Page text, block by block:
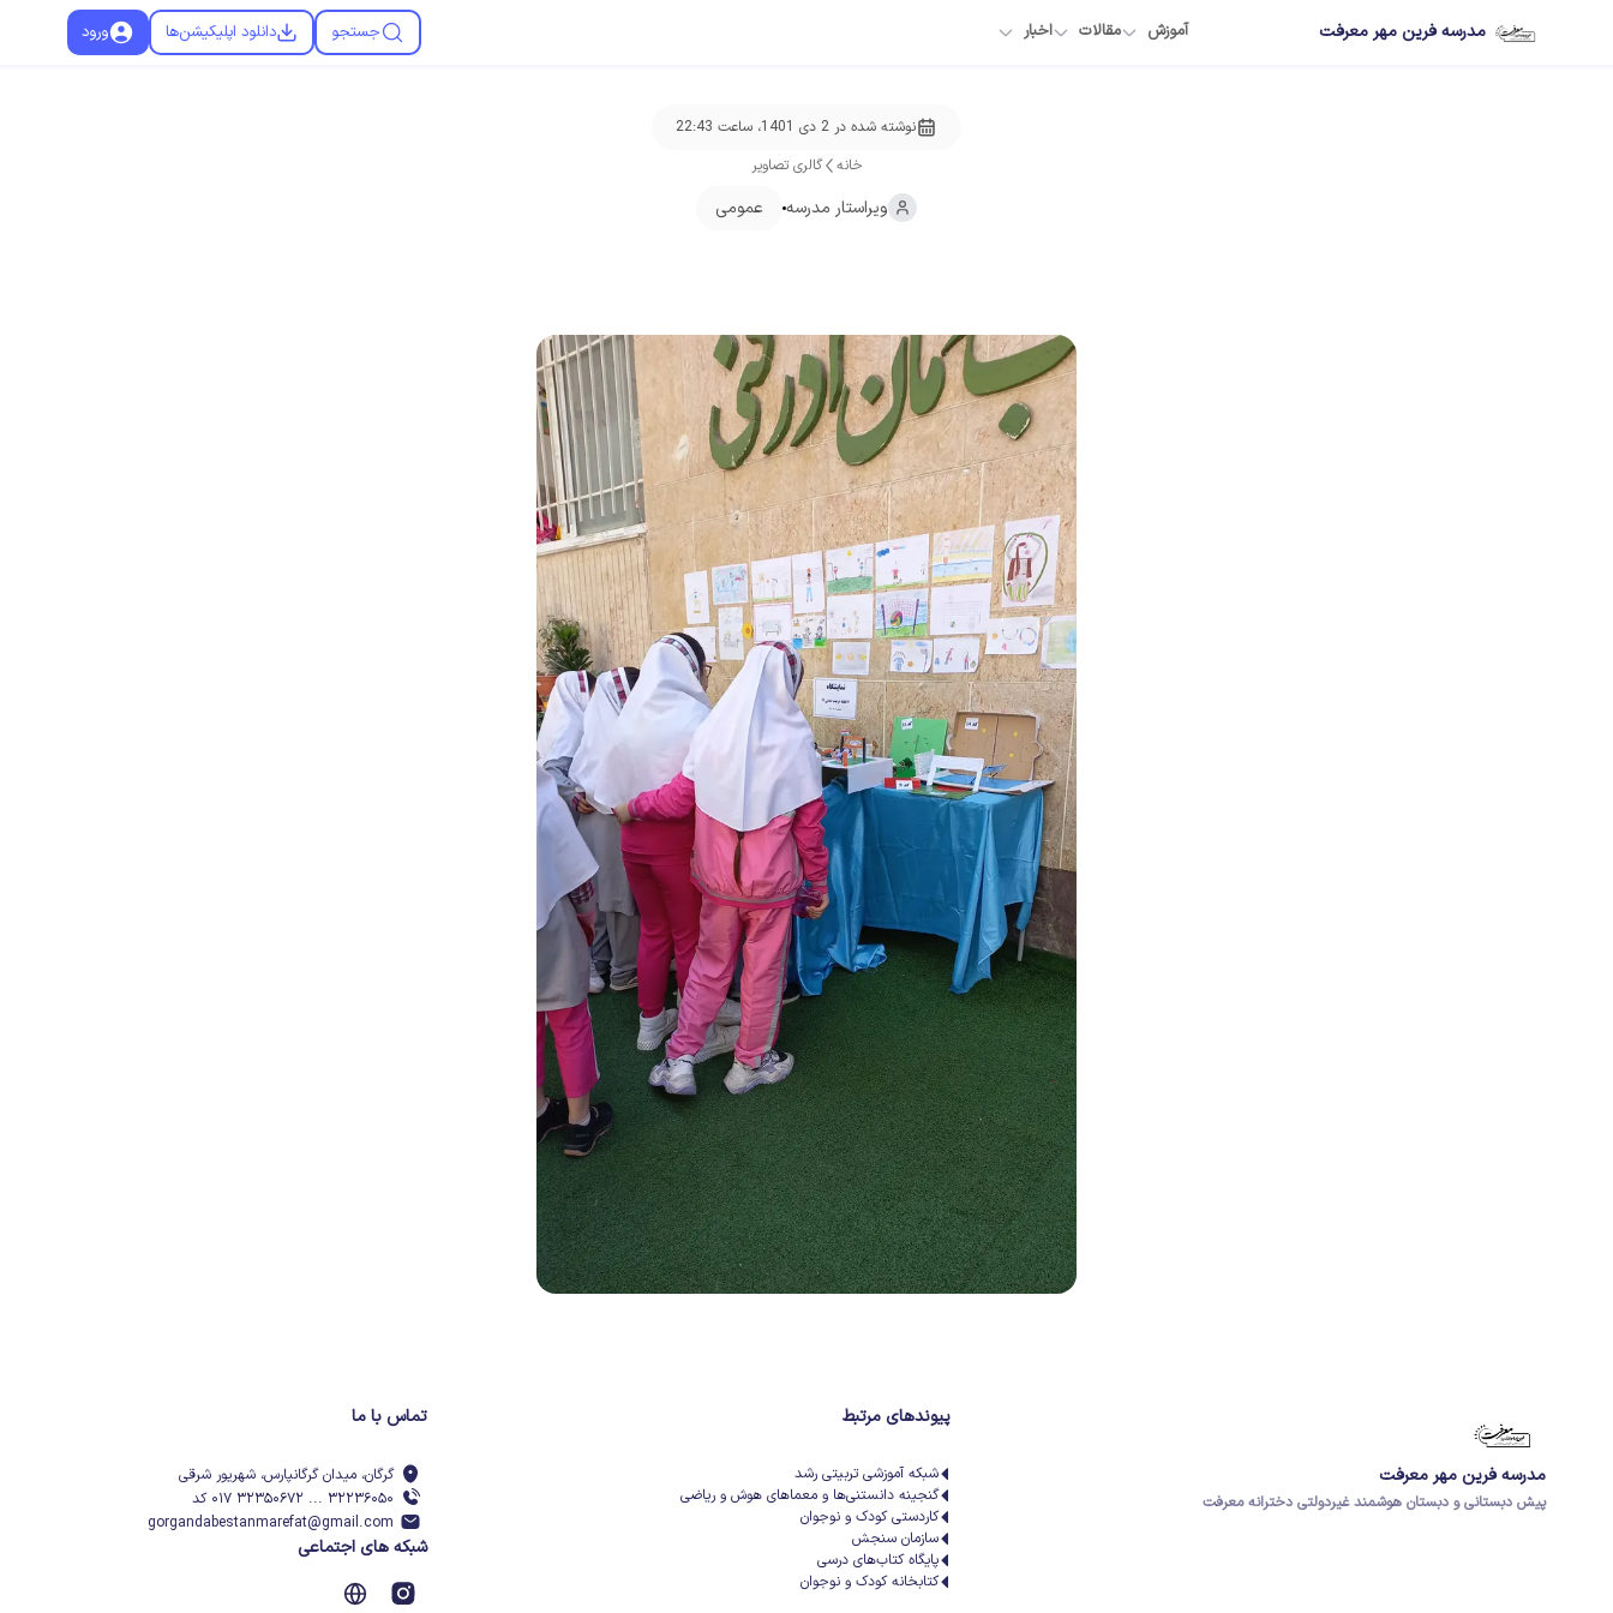
مدرسه فرین مهر معرفت آموزش مقالات اخبار جستجو دانلود اپلیکیشن‌ها ورود
نوشته شده در 2 دی 1401، ساعت 22:43
خانه
گالری تصاویر
ویراستار مدرسه عمومی
مدرسه فرین مهر معرفت
پیش دبستانی و دبستان هوشمند غیردولتی دخترانه معرفت
پیوندهای مرتبط
شبکه آموزشی تربیتی رشد
گنجینه دانستنی‌ها و معماهای هوش و ریاضی
کاردستی کودک و نوجوان
سازمان سنجش
پایگاه کتاب‌های درسی
کتابخانه کودک و نوجوان
تماس با ما
گرگان، میدان گرگانپارس، شهریور شرقی
۳۲۲۳۶۰۵۰ ... ۳۲۳۵۰۶۷۲ ۰۱۷ کد
gorgandabestanmarefat@gmail.com
شبکه های اجتماعی